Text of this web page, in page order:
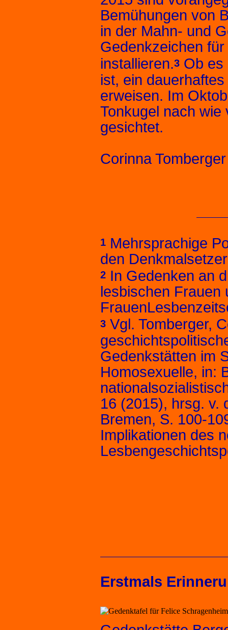
Bemühungen von
in der Mahn- und
Gedenkzeichen
installieren.3 Ob es
ist, ein
erweisen. Im
Tonkugel nach
gesichtet.
Corinna
1 Mehrsprachige
den
2 In Gedenken an
lesbischen
3 Vgl. Tomberger,
Gedenkstätten im
Homosexuelle, in:
16 (2015), hrsg. v.
Bremen, S. 100-
Implikationen des
Erstmals